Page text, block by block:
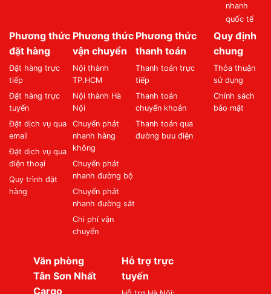
nhanh
quốc tế
Phương thức
đặt hàng
Đặt hàng trực
tiếp
Đặt hàng trực
tuyến
Đặt dịch vụ qua
email
Đặt dịch vụ qua
điện thoại
Quy trình đặt
hàng
Phương thức
vận chuyển
Nội thành
TP.HCM
Nội thành Hà
Nội
Chuyển phát
nhanh hàng
không
Chuyển phát
nhanh đường bộ
Chuyển phát
nhanh đường sắt
Chi phí vận
chuyển
Phương thức
thanh toán
Thanh toán trực
tiếp
Thanh toán
chuyển khoản
Thanh toán qua
đường bưu điện
Quy định
chung
Thỏa thuận
sử dụng
Chính sách
bảo mật
Văn phòng
Tân Sơn Nhất
Cargo
Hỗ trợ trực
tuyến